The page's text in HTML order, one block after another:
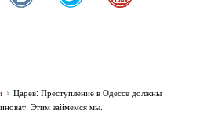
Царев: Преступление в Одессе должны
Этим займемся мы.